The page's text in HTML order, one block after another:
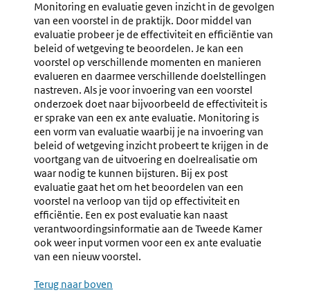
Monitoring en evaluatie geven inzicht in de gevolgen
van een voorstel in de praktijk. Door middel van
evaluatie probeer je de effectiviteit en efficiëntie van
beleid of wetgeving te beoordelen. Je kan een
voorstel op verschillende momenten en manieren
evalueren en daarmee verschillende doelstellingen
nastreven. Als je voor invoering van een voorstel
onderzoek doet naar bijvoorbeeld de effectiviteit is
er sprake van een ex ante evaluatie. Monitoring is
een vorm van evaluatie waarbij je na invoering van
beleid of wetgeving inzicht probeert te krijgen in de
voortgang van de uitvoering en doelrealisatie om
waar nodig te kunnen bijsturen. Bij ex post
evaluatie gaat het om het beoordelen van een
voorstel na verloop van tijd op effectiviteit en
efficiëntie. Een ex post evaluatie kan naast
verantwoordingsinformatie aan de Tweede Kamer
ook weer input vormen voor een ex ante evaluatie
van een nieuw voorstel.
Terug naar boven